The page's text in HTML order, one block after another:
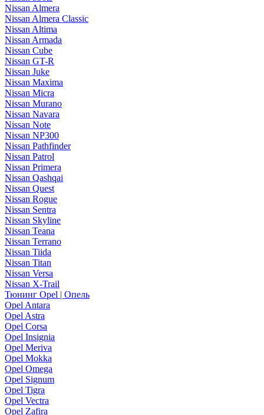
Nissan Almera
Nissan Almera Classic
Nissan Altima
Nissan Armada
Nissan Cube
Nissan GT-R
Nissan Juke
Nissan Maxima
Nissan Micra
Nissan Murano
Nissan Navara
Nissan Note
Nissan NP300
Nissan Pathfinder
Nissan Patrol
Nissan Primera
Nissan Qashqai
Nissan Quest
Nissan Rogue
Nissan Sentra
Nissan Skyline
Nissan Teana
Nissan Terrano
Nissan Tiida
Nissan Titan
Nissan Versa
Nissan X-Trail
Тюнинг Opel | Опель
Opel Antara
Opel Astra
Opel Corsa
Opel Insignia
Opel Meriva
Opel Mokka
Opel Omega
Opel Signum
Opel Tigra
Opel Vectra
Opel Zafira